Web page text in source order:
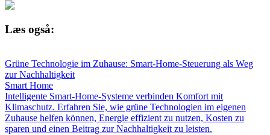
Læs også:
Grüne Technologie im Zuhause: Smart-Home-Steuerung als Weg
zur Nachhaltigkeit
Smart Home
Intelligente Smart-Home-Systeme verbinden Komfort mit
Klimaschutz. Erfahren Sie, wie grüne Technologien im eigenen
Zuhause helfen können, Energie effizient zu nutzen, Kosten zu
sparen und einen Beitrag zur Nachhaltigkeit zu leisten.